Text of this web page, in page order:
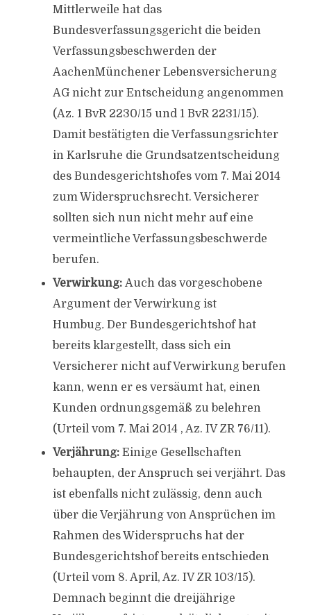
Mittlerweile hat das
Bundesverfassungsgericht die beiden
Verfassungsbeschwerden der
AachenMünchener Lebensversicherung
AG nicht zur Entscheidung angenommen
(Az. 1 BvR 2230/15 und 1 BvR 2231/15).
Damit bestätigten die Verfassungsrichter
in Karlsruhe die Grundsatzentscheidung
des Bundesgerichtshofes vom 7. Mai 2014
zum Widerspruchsrecht. Versicherer
sollten sich nun nicht mehr auf eine
vermeintliche Verfassungsbeschwerde
berufen.
Verwirkung:Auch das vorgeschobene
Argument der Verwirkung ist
Humbug. Der Bundesgerichtshof hat
bereits klargestellt, dass sich ein
Versicherer nicht auf Verwirkung berufen
kann, wenn er es versäumt hat, einen
Kunden ordnungsgemäß zu belehren
(Urteil vom 7. Mai 2014 , Az. IV ZR 76/11).
Verjährung:Einige Gesellschaften
behaupten, der Anspruch sei verjährt. Das
ist ebenfalls nicht zulässig, denn auch
über die Verjährung von Ansprüchen im
Rahmen des Widerspruchs hat der
Bundesgerichtshof bereits entschieden
(Urteil vom 8. April, Az. IV ZR 103/15).
Demnach beginnt die dreijährige